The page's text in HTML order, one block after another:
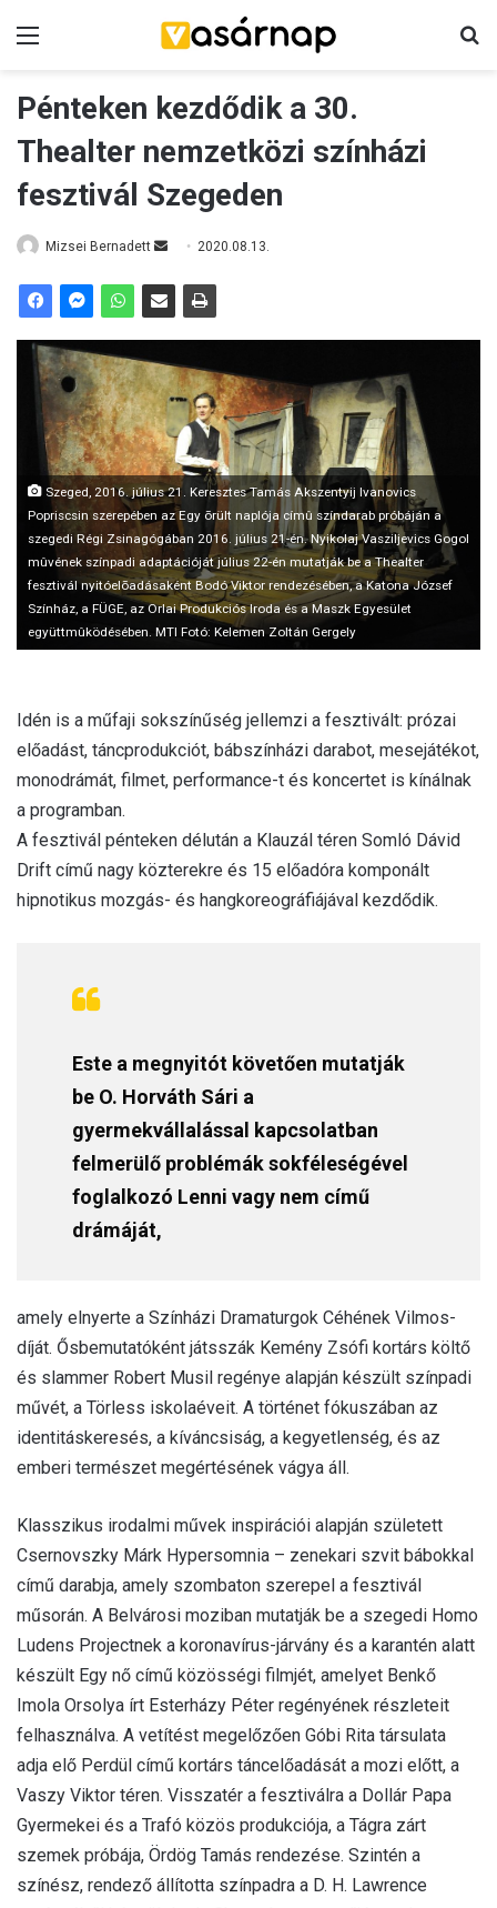
Pénteken kezdődik a 30.
Thealter nemzetközi színházi
fesztivál Szegeden
Mizsei Bernadett
n
e
m
a
i
l
2020.08.13.
Szeged, 2016. július 21. Keresztes Tamás Akszentyij Ivanovics
Popriscsin szerepében az Egy õrült naplója címû színdarab próbáján a
szegedi Régi Zsinagógában 2016. július 21-én. Nyikolaj Vasziljevics Gogol
mûvének színpadi adaptációját július 22-én mutatják be a Thealter
fesztivál nyitóelõadásaként Bodó Viktor rendezésében, a Katona József
Színház, a FÜGE, az Orlai Produkciós Iroda és a Maszk Egyesület
együttmûködésében. MTI Fotó: Kelemen Zoltán Gergely
Idén is a műfaji sokszínűség jellemzi a fesztivált: prózai
előadást, táncprodukciót, bábszínházi darabot, mesejátékot,
monodrámát, filmet, performance-t és koncertet is kínálnak
a programban.
A fesztivál pénteken délután a Klauzál téren Somló Dávid
Drift című nagy közterekre és 15 előadóra komponált
hipnotikus mozgás- és hangkoreográfiájával kezdődik.
Este a megnyitót követően mutatják
be O. Horváth Sári a
gyermekvállalással kapcsolatban
felmerülő problémák sokféleségével
foglalkozó Lenni vagy nem című
drámáját,
amely elnyerte a Színházi Dramaturgok Céhének Vilmos-
díját. Ősbemutatóként játsszák Kemény Zsófi kortárs költő
és slammer Robert Musil regénye alapján készült színpadi
művét, a Törless iskolaéveit. A történet fókuszában az
identitáskeresés, a kíváncsiság, a kegyetlenség, és az
emberi természet megértésének vágya áll.
Klasszikus irodalmi művek inspirációi alapján született
Csernovszky Márk Hypersomnia – zenekari szvit bábokkal
című darabja, amely szombaton szerepel a fesztivál
műsorán. A Belvárosi moziban mutatják be a szegedi Homo
Ludens Projectnek a koronavírus-járvány és a karantén alatt
készült Egy nő című közösségi filmjét, amelyet Benkő
Imola Orsolya írt Esterházy Péter regényének részleteit
felhasználva. A vetítést megelőzően Góbi Rita társulata
adja elő Perdül című kortárs táncelőadását a mozi előtt, a
Vaszy Viktor téren. Visszatér a fesztiválra a Dollár Papa
Gyermekei és a Trafó közös produkciója, a Tágra zárt
szemek próbája, Ördög Tamás rendezése. Szintén a
színész, rendező állította színpadra a D. H. Lawrence